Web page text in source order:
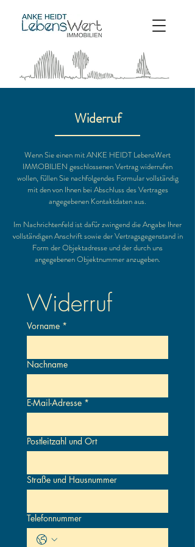
Widerruf
Wenn Sie einen mit ANKE HEIDT LebensWert
IMMOBILIEN geschlossenen Vertrag widerrufen
wollen, füllen Sie nachfolgendes Formular vollständig
mit den von Ihnen bei Abschluss des Vertrages
angegebenen Kontaktdaten aus.
Im Nachrichtenfeld ist dafür zwingend die Angabe Ihrer
vollständigen Anschrift sowie der Vertragsgegenstand in
Form der Objektadresse und der durch uns
angegebenen Objektnummer anzugeben.
Widerruf
Vorname *
Nachname
E-Mail-Adresse *
Postleitzahl und Ort
Straße und Hausnummer
Telefonnummer